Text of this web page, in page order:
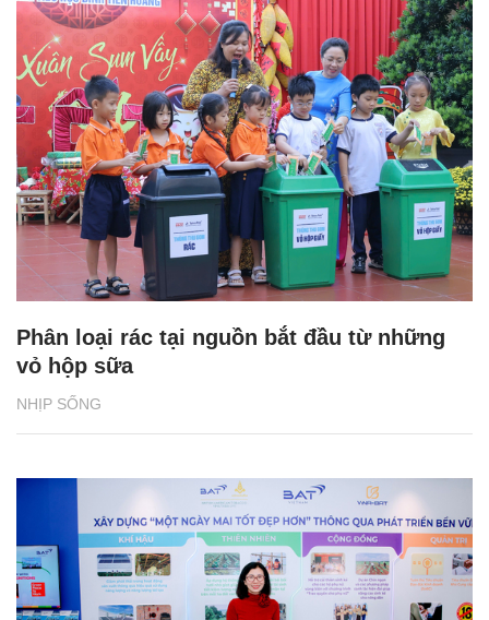
NHỊP SỐNG
Phân loại rác tại nguồn bắt đầu từ những
vỏ hộp sữa